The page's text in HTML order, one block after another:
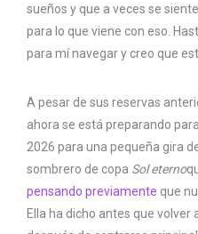
sueños y que a veces se
para lo que viene con eso.
para mí navegar y creo que
A pesar de sus reservas
ahora se está preparando
2026 para una pequeña gira
sombrero de copa Sol eterno
pensando previamente que
Ella ha dicho antes que